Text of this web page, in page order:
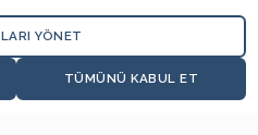
YÖNET
TÜMÜNÜ KABUL ET